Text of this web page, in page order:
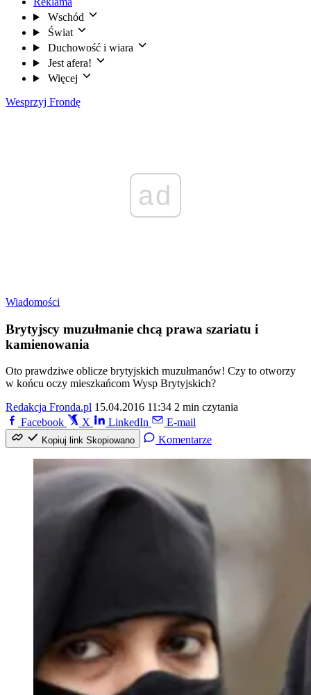
Wschód
Świat
Duchowość i wiara
Jest afera!
Więcej
Wesprzyj Frondę
ad
Wiadomości
Brytyjscy muzułmanie chcą prawa szariatu i
kamienowania
Oto prawdziwe oblicze brytyjskich muzułmanów! Czy to otworzy
w końcu oczy mieszkańcom Wysp Brytyjskich?
Redakcja Fronda.pl 15.04.2016 11:34 2 min czytania
Facebook
X LinkedIn E-mail
Kopiuj link Skopiowano Komentarze